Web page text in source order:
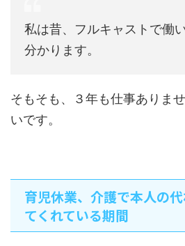
私は昔、フルキャストで働
分かります。
そもそも、３年も仕事ありま
いです。
育児休業、介護で本人の
てくれている期間